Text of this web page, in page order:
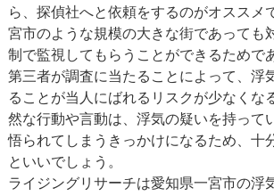
ら、探偵社へと依頼をするのがオススメ
宮市のような規模の大きな街であっても
制で監視してもらうことができるためで
第三者が調査に当たることによって、浮
ることが当人にばれるリスクが少なくな
然な行動や言動は、浮気の疑いを持って
悟られてしまうきっかけになるため、十
といいでしょう。
ライジングリサーチは愛知県一宮市の浮